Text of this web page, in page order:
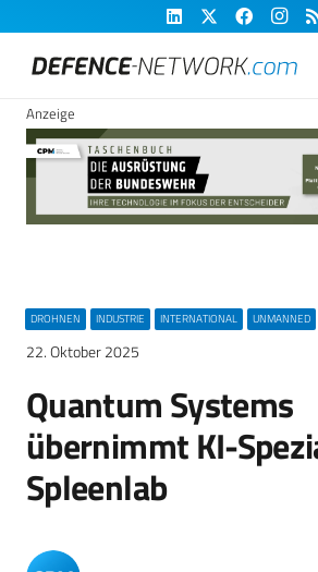
Anzeige
DROHNEN INDUSTRIE INTERNATIONAL UNMANNED
22. Oktober 2025
Quantum Systems
übernimmt KI-
Spleenlab